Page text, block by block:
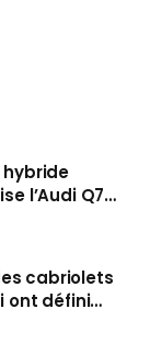
hybride
l’Audi Q7
cabriolets
ont défini